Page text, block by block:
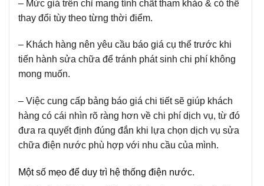
– Mức giá trên chỉ mang tính chất tham khảo & có thể
thay đổi tùy theo từng thời điểm.
– Khách hàng nên yêu cầu báo giá cụ thể trước khi
tiến hành sửa chữa để tránh phát sinh chi phí không
mong muốn.
– Việc cung cấp bảng báo giá chi tiết sẽ giúp khách
hàng có cái nhìn rõ ràng hơn về chi phí dịch vụ, từ đó
đưa ra quyết định đúng đắn khi lựa chọn dịch vụ sửa
chữa điện nước phù hợp với nhu cầu của mình.
Một số mẹo để duy trì hệ thống điện nước.